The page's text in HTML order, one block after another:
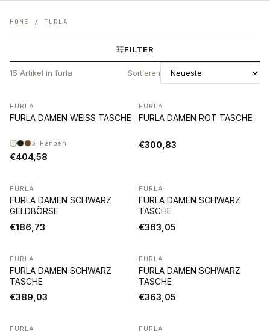
HOME / FURLA
FILTER
15 Artikel in furla Sortieren
FURLA
FURLA DAMEN WEISS TASCHE
3 Farben
€404,58
FURLA
FURLA DAMEN ROT TASCHE
€300,83
FURLA
FURLA DAMEN SCHWARZ
GELDBÖRSE
€186,73
FURLA
FURLA DAMEN SCHWARZ
TASCHE
€363,05
FURLA
FURLA DAMEN SCHWARZ
TASCHE
€389,03
FURLA
FURLA DAMEN SCHWARZ
TASCHE
€363,05
FURLA FURLA